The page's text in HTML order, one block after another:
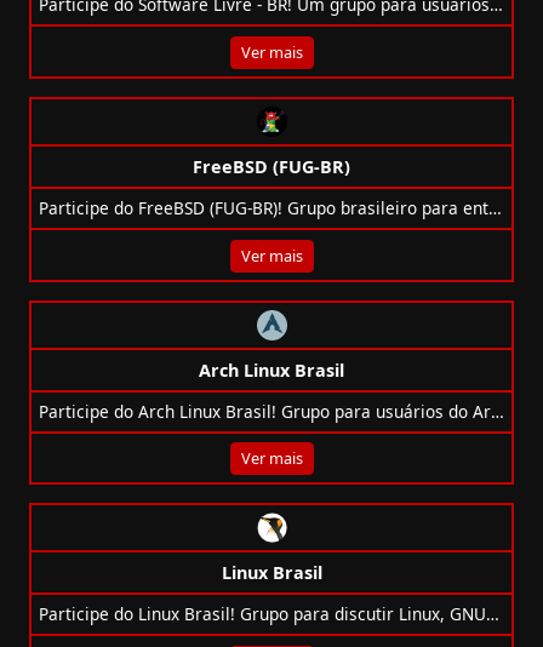
Participe do Software Livre - BR! Um grupo para usuários, educadores, estudantes e profissionais de TI discutirem Linux, BSD e tecnologias open-source.
Ver mais
FreeBSD (FUG-BR)
Participe do FreeBSD (FUG-BR)! Grupo brasileiro para entusiastas e usuários do FreeBSD, com discussões sobre administração de sistemas, segurança e otimização.
Ver mais
Arch Linux Brasil
Participe do Arch Linux Brasil! Grupo para usuários do Arch Linux oficial, com suporte para iniciantes e avançados.
Ver mais
Linux Brasil
Participe do Linux Brasil! Grupo para discutir Linux, GNU/Linux, Software Livre e tecnologias open source.